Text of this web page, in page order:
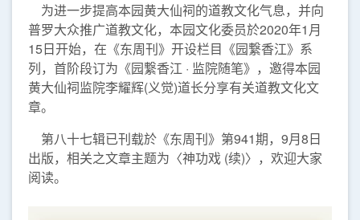
为进一步提高本园黄大仙祠的道教文化气息，并向
普罗大众推广道教文化，本园文化委员於2020年1月
15日开始，在《东周刊》开设栏目《园繋香江》系
列，首阶段订为《园繋香江 · 监院随笔》，邀得本园
黄大仙祠监院李耀辉(义觉)道长分享有关道教文化文
章。
第八十七辑已刊载於《东周刊》第941期，9月8日
出版，相关之文章主题为〈神功戏 (续)〉，欢迎大家
阅读。